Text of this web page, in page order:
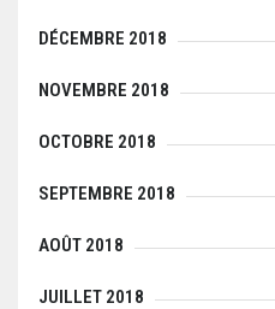
DÉCEMBRE 2018
NOVEMBRE 2018
OCTOBRE 2018
SEPTEMBRE 2018
AOÛT 2018
JUILLET 2018